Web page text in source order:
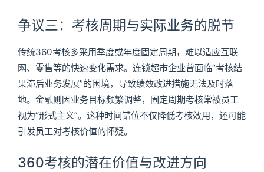
争议三：考核周期与实际业务的脱节
传统360考核多采用季度或年度固定周期，难以适应互联
网、零售等的快速变化需求。连锁超市企业曾面临“考核结
果滞后业务发展”的困境，导致绩效改进措施无法及时落
地。金融则因业务目标频繁调整，固定周期考核常被员工
视为“形式主义”。这种时间错位不仅降低考核效用，还可能
引发员工对考核价值的怀疑。
360考核的潜在价值与改进方向